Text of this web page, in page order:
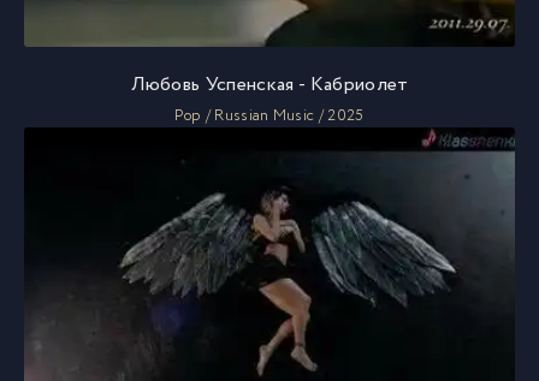
Любовь Успенская - Кабриолет
Pop / Russian Music / 2025